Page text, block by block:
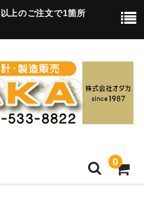
上のご注文で1箇所
0